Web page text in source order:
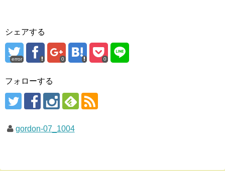
シェアする
error 0 0
フォローする
gordon-07_1004